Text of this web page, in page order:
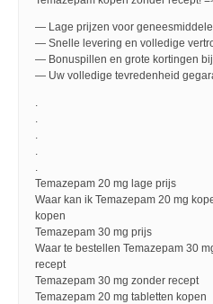
— Lage prijzen voor
— Snelle levering en volledige
— Bonuspillen en grote kortingen
— Uw volledige tevredenheid
.
.
.
.
.
Temazepam 20 mg lage prijs
Waar kan ik Temazepam 20 mg
kopen
Temazepam 30 mg prijs
Waar te bestellen Temazepam 30
recept
Temazepam 30 mg zonder recept
Temazepam 20 mg tabletten kopen